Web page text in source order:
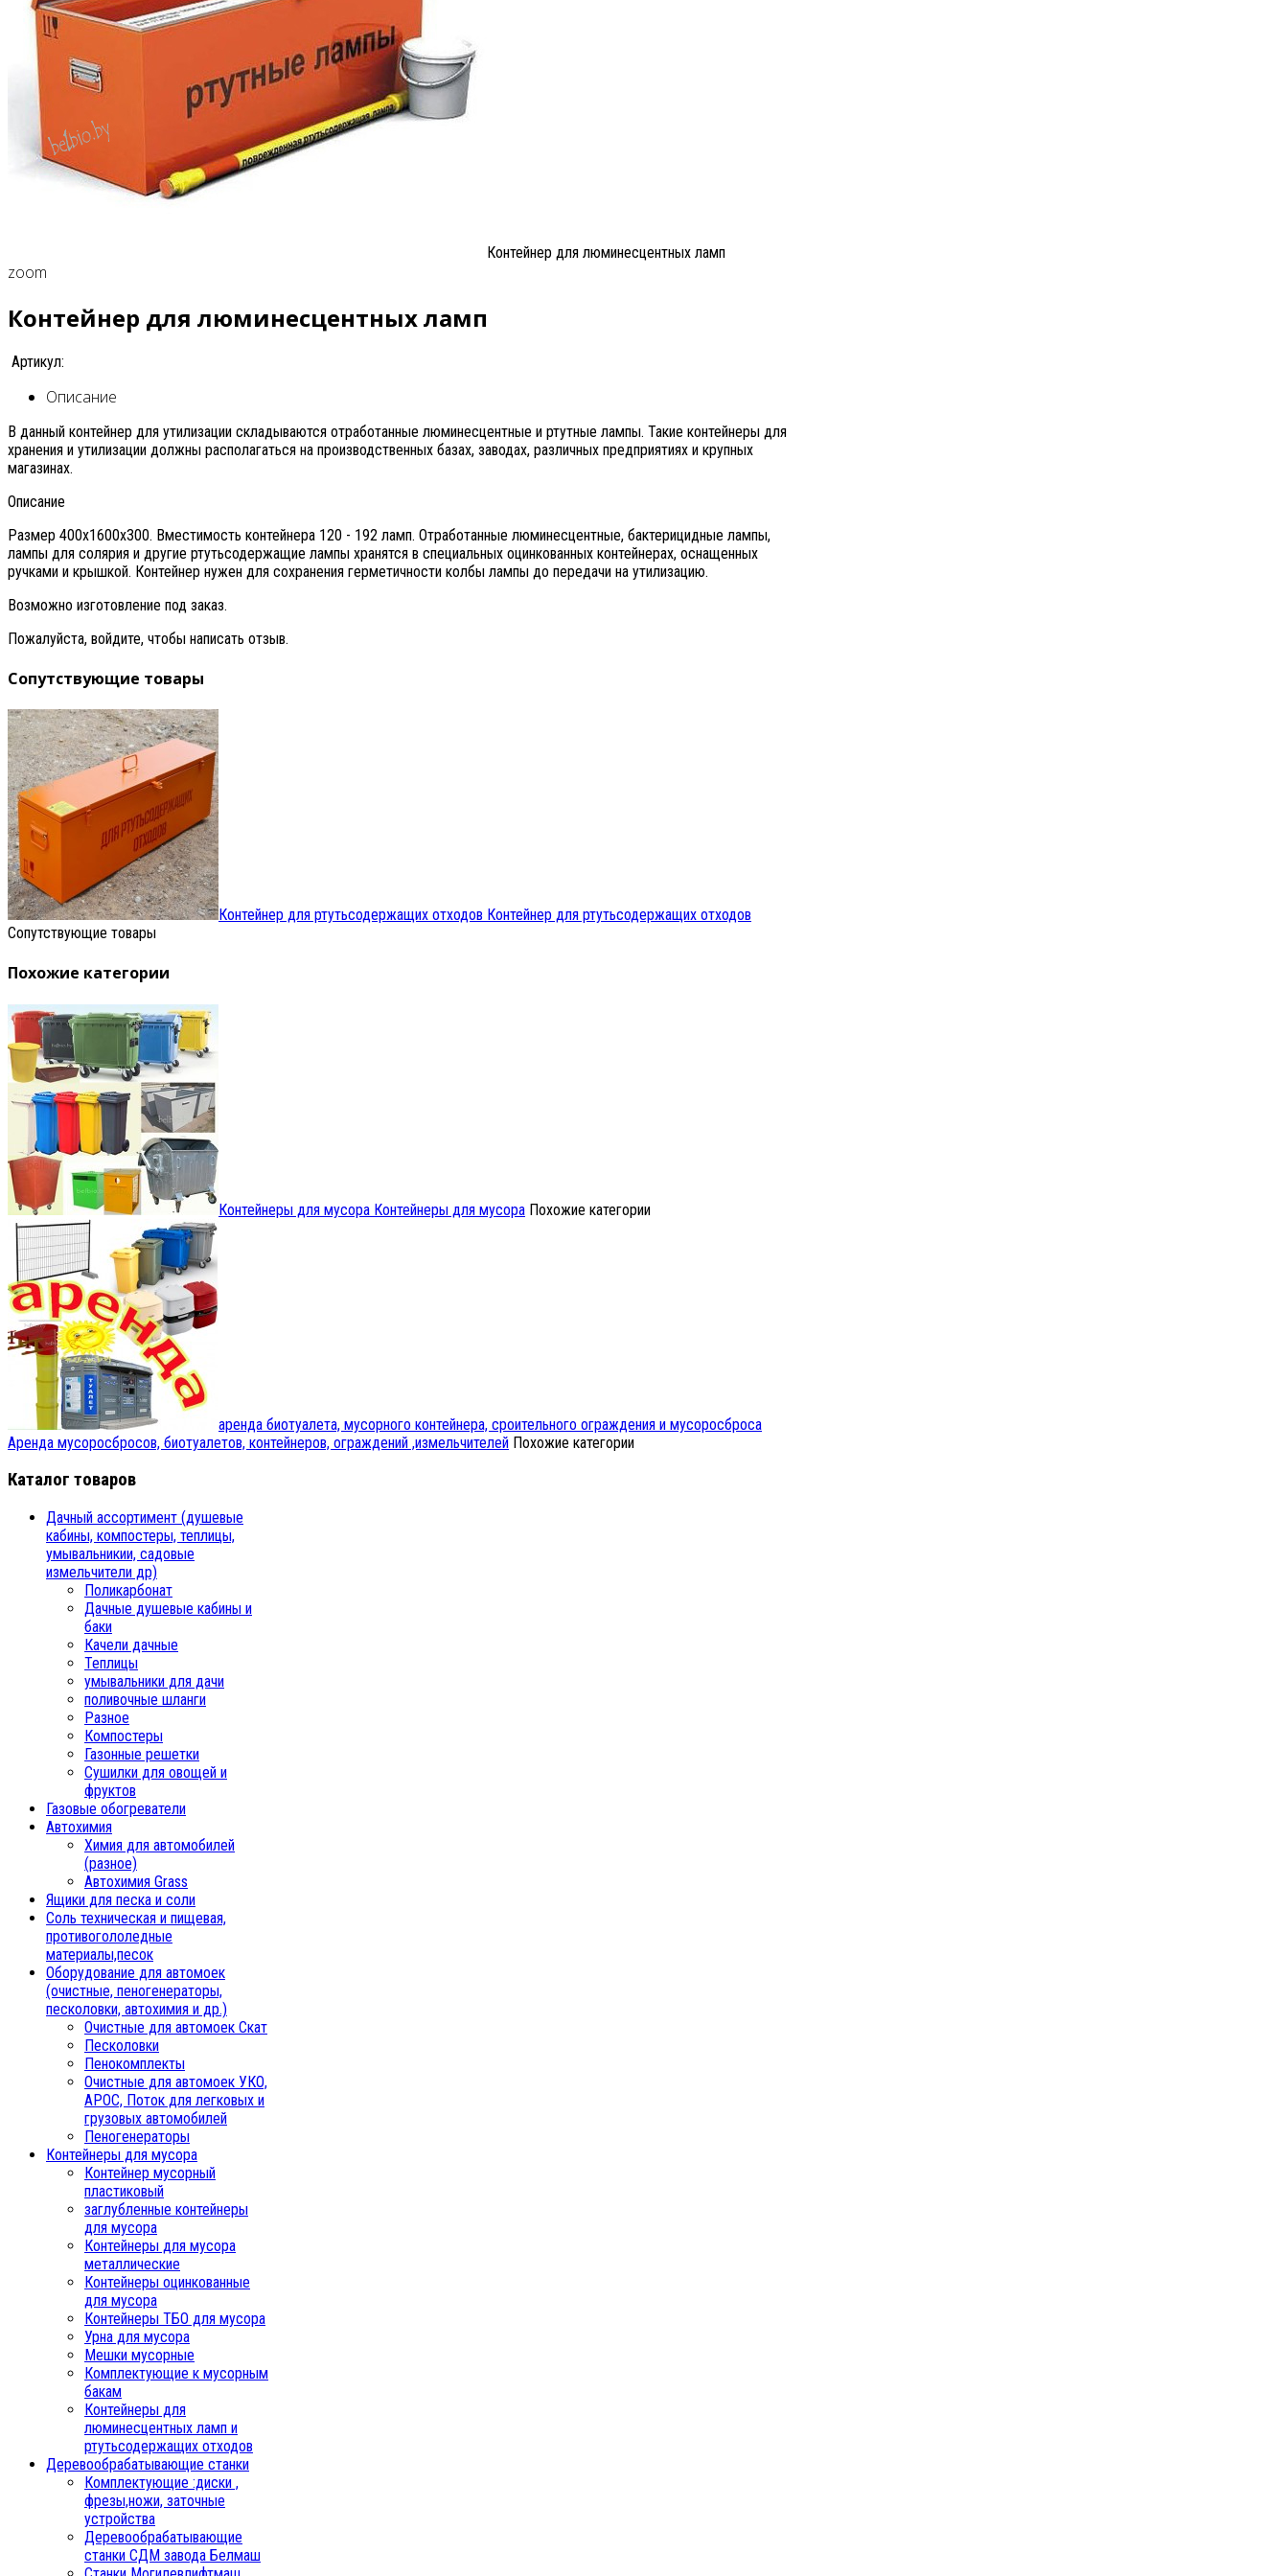
Контейнер для люминесцентных ламп
zoom
Контейнер для люминесцентных ламп
Артикул:
Описание
В данный контейнер для утилизации складываются отработанные люминесцентные и ртутные лампы. Такие контейнеры для
хранения и утилизации должны располагаться на производственных базах, заводах, различных предприятиях и крупных
магазинах.
Описание
Размер 400х1600х300. Вместимость контейнера 120 - 192 ламп. Отработанные люминесцентные, бактерицидные лампы,
лампы для солярия и другие ртутьсодержащие лампы хранятся в специальных оцинкованных контейнерах, оснащенных
ручками и крышкой. Контейнер нужен для сохранения герметичности колбы лампы до передачи на утилизацию.
Возможно изготовление под заказ.
Пожалуйста, войдите, чтобы написать отзыв.
Сопутствующие товары
Контейнер для ртутьсодержащих отходов Контейнер для ртутьсодержащих отходов
Сопутствующие товары
Похожие категории
Контейнеры для мусора Контейнеры для мусора Похожие категории
аренда биотуалета, мусорного контейнера, сроительного ограждения и мусоросброса
Аренда мусоросбросов, биотуалетов, контейнеров, ограждений ,измельчителей Похожие категории
Каталог товаров
Дачный ассортимент (душевые
кабины, компостеры, теплицы,
умывальникии, садовые
измельчители др)
Поликарбонат
Дачные душевые кабины и
баки
Качели дачные
Теплицы
умывальники для дачи
поливочные шланги
Разное
Компостеры
Газонные решетки
Сушилки для овощей и
фруктов
Газовые обогреватели
Автохимия
Химия для автомобилей
(разное)
Автохимия Grass
Ящики для песка и соли
Соль техническая и пищевая,
противогололедные
материалы,песок
Oборудование для автомоек
(очистные, пеногенераторы,
песколовки, автохимия и др.)
Очистные для автомоек Скат
Песколовки
Пенокомплекты
Очистные для автомоек УКО,
АРОС, Поток для легковых и
грузовых автомобилей
Пеногенераторы
Контейнеры для мусора
Контейнер мусорный
пластиковый
заглубленные контейнеры
для мусора
Контейнеры для мусора
металлические
Контейнеры оцинкованные
для мусора
Контейнеры ТБО для мусора
Урна для мусора
Мешки мусорные
Комплектующие к мусорным
бакам
Контейнеры для
люминесцентных ламп и
ртутьсодержащих отходов
Деревообрабатывающие станки
Комплектующие :диски ,
фрезы,ножи, заточные
устройства
Деревообрабатывающие
станки СДМ завода Белмаш